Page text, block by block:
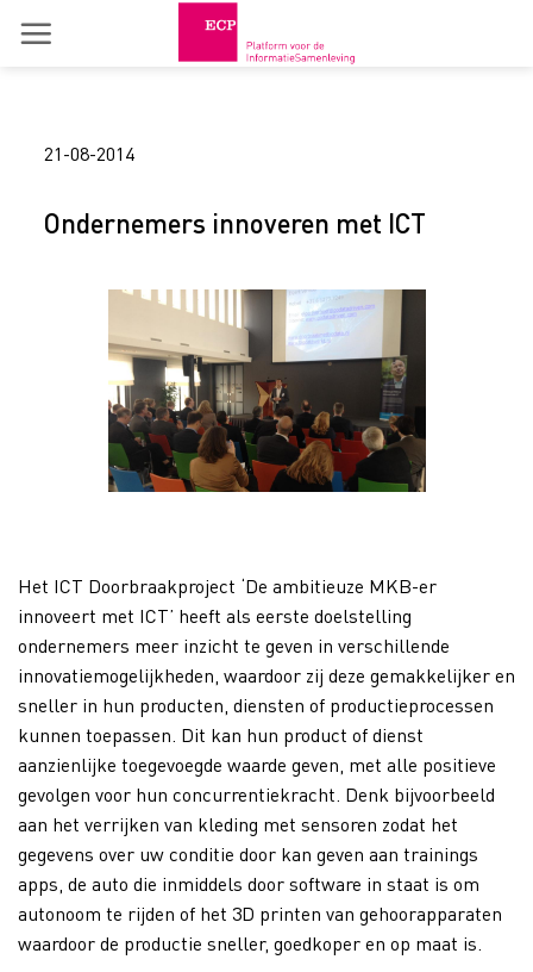
21-08-2014
Ondernemers innoveren met ICT
Het ICT Doorbraakproject ‘De ambitieuze MKB-er
innoveert met ICT’ heeft als eerste doelstelling
ondernemers meer inzicht te geven in verschillende
innovatiemogelijkheden, waardoor zij deze gemakkelijker en
sneller in hun producten, diensten of productieprocessen
kunnen toepassen. Dit kan hun product of dienst
aanzienlijke toegevoegde waarde geven, met alle positieve
gevolgen voor hun concurrentiekracht. Denk bijvoorbeeld
aan het verrijken van kleding met sensoren zodat het
gegevens over uw conditie door kan geven aan trainings
apps, de auto die inmiddels door software in staat is om
autonoom te rijden of het 3D printen van gehoorapparaten
waardoor de productie sneller, goedkoper en op maat is.